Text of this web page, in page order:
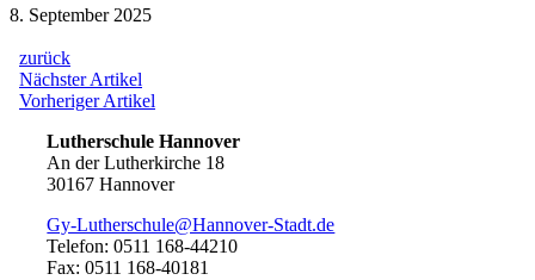
8. September 2025
zurück
Beitragsnavigation
Nächster Artikel
Artikel:
Vorheriger Artikel
Lutherschule Hannover
An der Lutherkirche 18
30167 Hannover
Gy-Lutherschule@Hannover-Stadt.de
Telefon: 0511 168-44210
Fax: 0511 168-40181